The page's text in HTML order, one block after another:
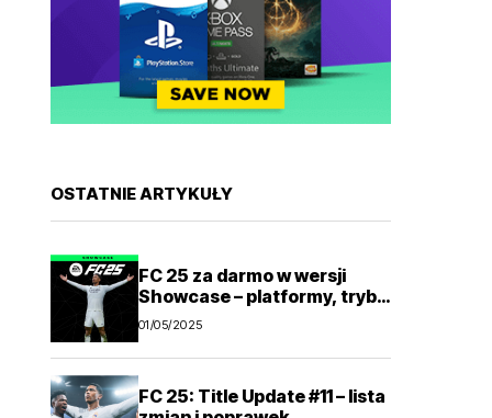
OSTATNIE ARTYKUŁY
FC 25 za darmo w wersji
Showcase – platformy, tryby
gry
01/05/2025
FC 25: Title Update #11 – lista